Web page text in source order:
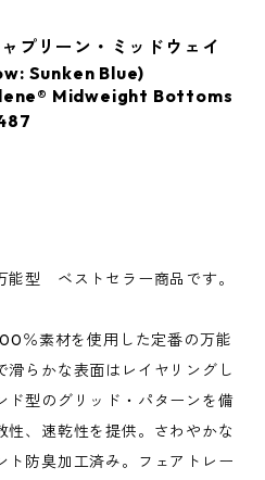
プリーン・ミッドウェイ
Sunken Blue)
Midweight Bottoms
型 ベストセラー商品です。
％素材を使用した定番の万能
らかな表面はレイヤリングし
ド型のグリッド・パターンを備
性、速乾性を提供。さわやかな
ト防臭加工済み。フェアトレー